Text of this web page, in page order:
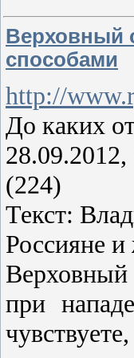
Верховный
способами
http://
До каких
(224)
Текст:
Россияне
при